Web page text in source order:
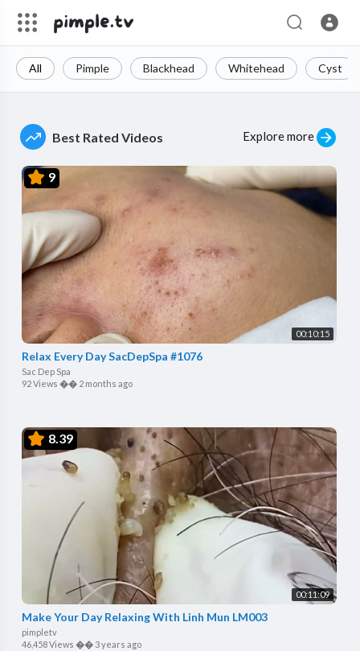
All Pimple Blackhead Whitehead Cyst
Best Rated Videos Explore more
9
00:10:15
Relax Every Day SacDepSpa #1076
Sac Dep Spa
92 Views �� 2 months ago
8.39
00:11:09
Make Your Day Relaxing With Linh Mun LM003
pimpletv
46,458 Views �� 3 years ago